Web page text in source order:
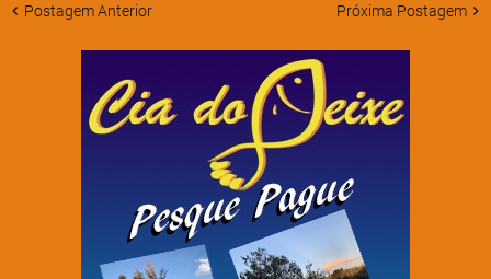
Postagem Anterior Próxima Postagem